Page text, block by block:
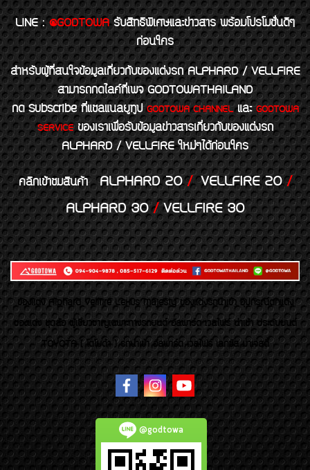
LINE : @GODTOWA รับสิทธิพิเศษและข่าวสาร พร้อมโปรโมชั่นดีๆ
ก่อนใคร
สำหรับผู้ที่สนใจข้อมูลเกี่ยวกับของแต่งรถ ALPHARD / VELLFIRE
สามารถกดไลค์ที่เพจ GODTOWATHAILAND
กด Subscribe ที่แชลแนลยูทูปGODTOWA CHANNELและGODTOWA
SERVICEของเราเพื่อรับข้อมูลข่าวสารเกี่ยวกับของแต่งรถ
ALPHARD / VELLFIRE ใหม่ๆได้ก่อนใคร
คลิกเข้าชมสินค้า ALPHARD 20/VELLFIRE 20/
ALPHARD 30/VELLFIRE 30
ของเเต่ง Alphard Vellfire Lexus Majesty ของเเต่งรถนำเข้า อุปกรณ์ตกแต่ง
ของแต่ง ชุดล้อ ผู้เชี่ยวชาญเฉพาะทางรถยนต์ อัลพาร์ด เวลไฟร์ นำเข้า ประดับยนต์
TOYOTA ( โตโยต้า ) รถนำเข้า อัลพาร์ด เวลไฟร์ เลกซัส มาเจสตี้
@godtowa